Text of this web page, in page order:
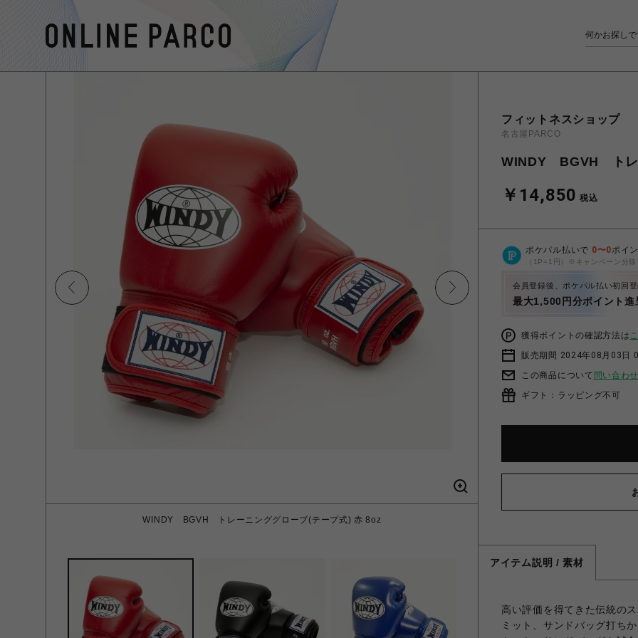
WINDY BGVH トレーニンググローブ(テープ式) 赤 8oz
フィットネスショップ
名古屋PARCO
WINDY BGVH トレ
￥14,850 税込
ポケパル払いで 0〜0ポイ
（1P=1円）※キャンペーン分除
会員登録後、ポケパル払い初回
最大1,500円分ポイント進
獲得ポイントの確認方法は
販売期間 2024年08月03日
この商品について 問い合わ
ギフト：ラッピング不可
アイテム説明 / 素材
高い評価を得てきた伝統の
ミット、サンドバッグ打ち